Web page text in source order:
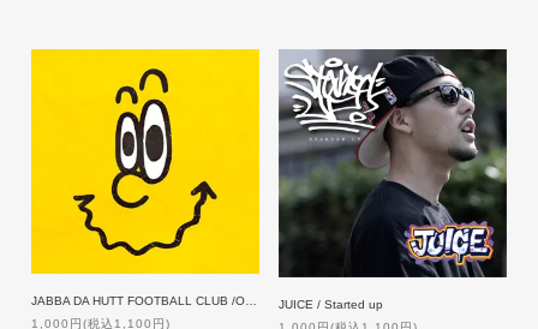
1,000円(税込1,100円)
JUICE / Started up